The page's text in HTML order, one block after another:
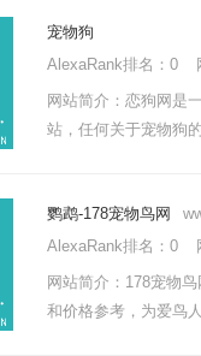
宠物狗
AlexaRank排名： 0
网站简介：恋狗网是
站，任何关于宠物狗
鹦鹉-178宠物鸟网
AlexaRank排名： 0
网站简介：178宠物
和价格参考，为爱鸟